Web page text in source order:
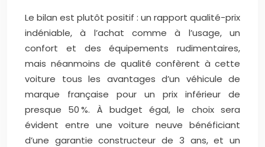
Le bilan est plutôt positif : un rapport qualité-prix
indéniable, à l’achat comme à l’usage, un
confort et des équipements rudimentaires,
mais néanmoins de qualité confèrent à cette
voiture tous les avantages d’un véhicule de
marque française pour un prix inférieur de
presque 50 %. À budget égal, le choix sera
évident entre une voiture neuve bénéficiant
d’une garantie constructeur de 3 ans, et un